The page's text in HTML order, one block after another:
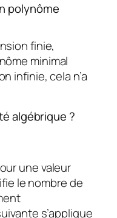
polynôme
finie,
minimal
infinie, cela n’a
algébrique ?
une valeur
le nombre de
s’applique